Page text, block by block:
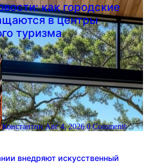
как городские
в центры
туризма
КонстантинАвг 4, 2026 0 Comments
внедряют искусственный